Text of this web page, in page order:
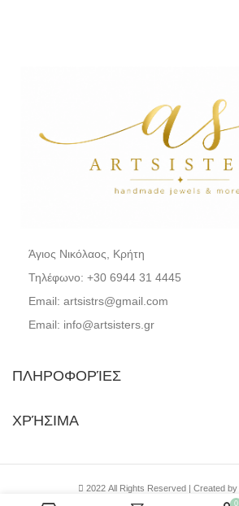
Άγιος Νικόλαος, Κρήτη
Τηλέφωνο: +30 6944 31 4445
Email: artsistrs@gmail.com
Email: info@artsisters.gr
ΠΛΗΡΟΦΟΡΊΕΣ
ΧΡΉΣΙΜΑ
2022 All Rights Reserved | Created by
0